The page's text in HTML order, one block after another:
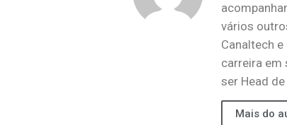
vários
Canaltech
carreira em
ser Head
Mais do